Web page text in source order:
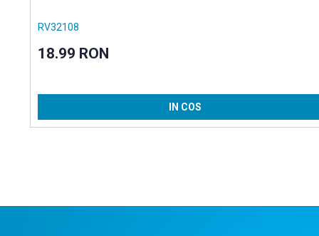
RV32108
18.99 RON
IN COS